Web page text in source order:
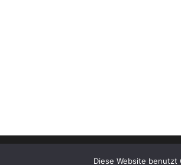
Diese Website